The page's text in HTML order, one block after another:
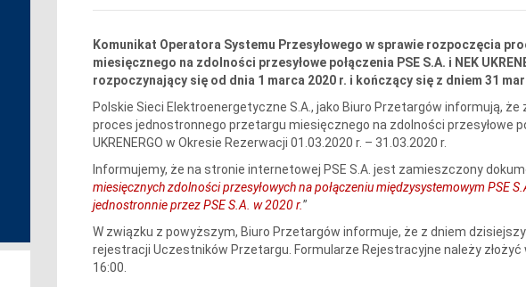
Komunikat Operatora Systemu Przesyłowego w sprawie rozpoczęcia
miesięcznego na zdolności przesyłowe połączenia PSE S.A. i NEK
rozpoczynający się od dnia 1 marca 2020 r. i kończący się z dniem 31
Polskie Sieci Elektroenergetyczne S.A., jako Biuro Przetargów informują,
proces jednostronnego przetargu miesięcznego na zdolności przesyłowe
UKRENERGO w Okresie Rezerwacji 01.03.2020 r. – 31.03.2020 r.
Informujemy, że na stronie internetowej PSE S.A. jest zamieszczony
miesięcznych zdolności przesyłowych na połączeniu międzysystemowym PSE
jednostronnie przez PSE S.A. w 2020 r.”
W związku z powyższym, Biuro Przetargów informuje, że z dniem
rejestracji Uczestników Przetargu. Formularze Rejestracyjne należy złożyć
16:00.